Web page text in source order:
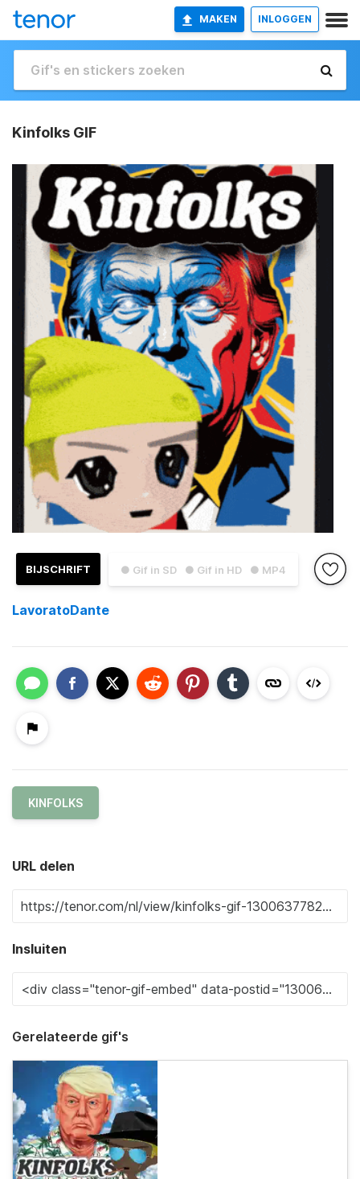
MAKEN INLOGGEN
Kinfolks GIF
● Gif in SD ● Gif in HD ● MP4
BIJSCHRIFT
LavoratoDante
KINFOLKS
URL delen
Insluiten
Gerelateerde gif's